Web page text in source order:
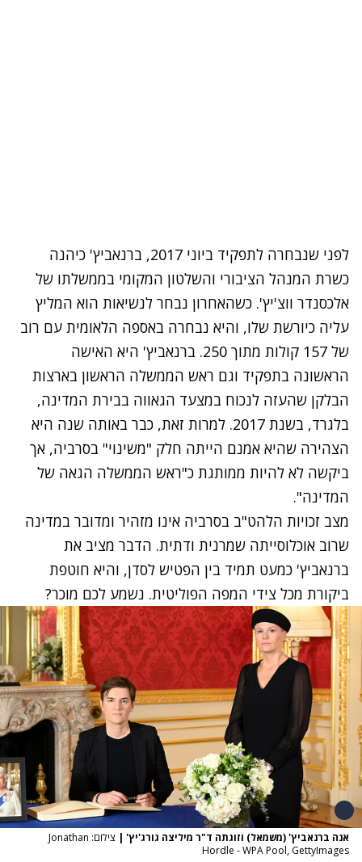
לפני שנבחרה לתפקיד ביוני 2017, ברנאביץ' כיהנה
כשרת המנהל הציבורי והשלטון המקומי בממשלתו של
אלכסנדר ווצ'יץ'. כשהאחרון נבחר לנשיאות הוא המליץ
עליה כיורשת שלו, והיא נבחרה באספה הלאומית עם רוב
של 157 קולות מתוך 250. ברנאביץ' היא האישה
הראשונה בתפקיד וגם ראש הממשלה הראשון בארצות
הבלקן שהעזה לנכוח במצעד הגאווה בבירת המדינה,
בלגרד, בשנת 2017. למרות זאת, כבר באותה שנה היא
הצהירה שהיא אמנם הייתה חלק "משינוי" בסרביה, אך
ביקשה לא להיות ממותגת כ"ראש הממשלה הגאה של
המדינה".
מצב זכויות הלהט"ב בסרביה אינו מזהיר ומדובר במדינה
שרוב אוכלוסייתה שמרנית ודתית. הדבר מציב את
ברנאביץ' כמעט תמיד בין הפטיש לסדן, והיא חוטפת
ביקורת מכל צידי המפה הפוליטית. נשמע לכם מוכר?
אנה ברנאביץ' (משמאל) וזוגתה ד"ר מיליצה גורג'יץ' |
צילום: Jonathan
Hordle - WPA Pool, GettyImages